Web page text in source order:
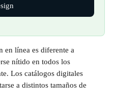
en línea es diferente a
nítido en todos los
Los catálogos digitales
a distintos tamaños de